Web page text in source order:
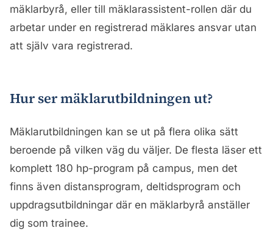
mäklarbyrå, eller till mäklarassistent-rollen där du
arbetar under en registrerad mäklares ansvar utan
att själv vara registrerad.
Hur ser mäklarutbildningen ut?
Mäklarutbildningen kan se ut på flera olika sätt
beroende på vilken väg du väljer. De flesta läser ett
komplett 180 hp-program på campus, men det
finns även distansprogram, deltidsprogram och
uppdragsutbildningar där en mäklarbyrå anställer
dig som trainee.